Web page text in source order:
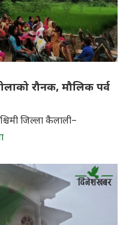
रौनक, मौलिक पर्व
जिल्ला कैलाली–